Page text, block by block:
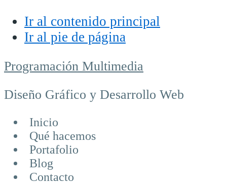
Ir al contenido principal
Ir al pie de página
Programación Multimedia
Diseño Gráfico y Desarrollo Web
Inicio
Qué hacemos
Portafolio
Blog
Contacto